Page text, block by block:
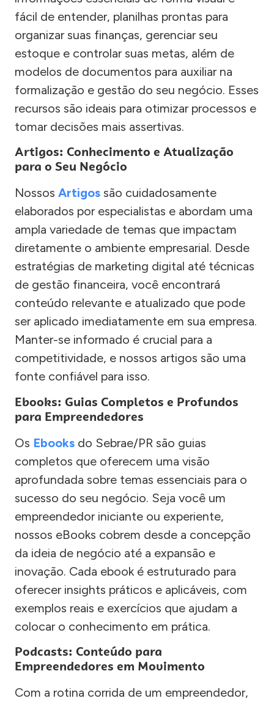
fácil de entender, planilhas prontas para
organizar suas finanças, gerenciar seu
estoque e controlar suas metas, além de
modelos de documentos para auxiliar na
formalização e gestão do seu negócio. Esses
recursos são ideais para otimizar processos e
tomar decisões mais assertivas.
Artigos: Conhecimento e Atualização
para o Seu Negócio
Nossos Artigos são cuidadosamente
elaborados por especialistas e abordam uma
ampla variedade de temas que impactam
diretamente o ambiente empresarial. Desde
estratégias de marketing digital até técnicas
de gestão financeira, você encontrará
conteúdo relevante e atualizado que pode
ser aplicado imediatamente em sua empresa.
Manter-se informado é crucial para a
competitividade, e nossos artigos são uma
fonte confiável para isso.
Ebooks: Guias Completos e Profundos
para Empreendedores
Os Ebooks do Sebrae/PR são guias
completos que oferecem uma visão
aprofundada sobre temas essenciais para o
sucesso do seu negócio. Seja você um
empreendedor iniciante ou experiente,
nossos eBooks cobrem desde a concepção
da ideia de negócio até a expansão e
inovação. Cada ebook é estruturado para
oferecer insights práticos e aplicáveis, com
exemplos reais e exercícios que ajudam a
colocar o conhecimento em prática.
Podcasts: Conteúdo para
Empreendedores em Movimento
Com a rotina corrida de um empreendedor,